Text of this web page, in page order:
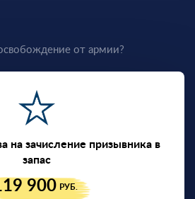
от армии?
на зачисление призывника в
запас
900 РУБ.